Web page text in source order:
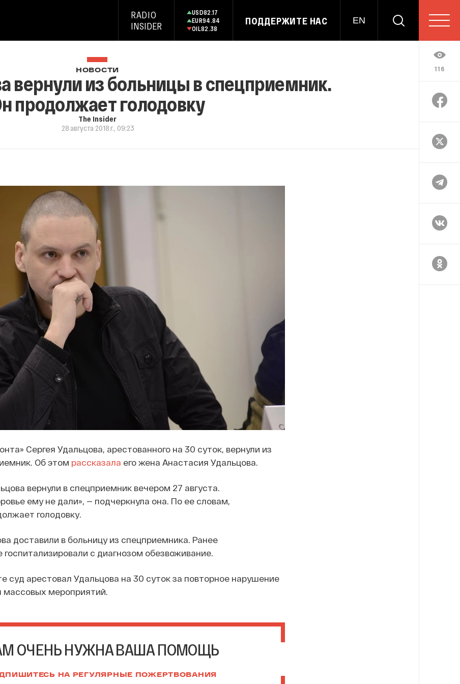
RADIO
INSIDER
USD82.17
EUR94.84
OIL82.38
ПОДДЕРЖИТЕ НАС EN
116
НОВОСТИ
вернули из больницы в спецприемник.
продолжает голодовку
The Insider
28 августа 2018 г., 09:23
Сергея Удальцова, арестованного на 30 суток, вернули из
Об этом рассказала его жена Анастасия Удальцова.
вернули в спецприемник вечером 27 августа.
ему не дали», — подчеркнула она. По ее словам,
голодовку.
доставили в больницу из спецприемника. Ранее
госпитализировали с диагнозом обезвоживание.
суд арестовал Удальцова на 30 суток за повторное нарушение
массовых мероприятий.
ОЧЕНЬ НУЖНА ВАША ПОМОЩЬ
НА РЕГУЛЯРНЫЕ ПОЖЕРТВОВАНИЯ